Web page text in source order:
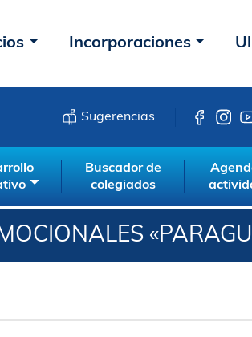
Incorporaciones
Sugerencias
Buscador de
colegiados